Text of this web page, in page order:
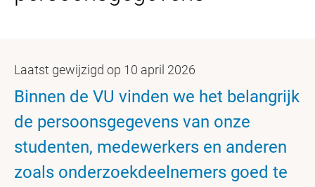
Laatst gewijzigd op 10 april 2026
Binnen de VU vinden we het belangrijk
de persoonsgegevens van onze
studenten, medewerkers en anderen
zoals onderzoekdeelnemers goed te